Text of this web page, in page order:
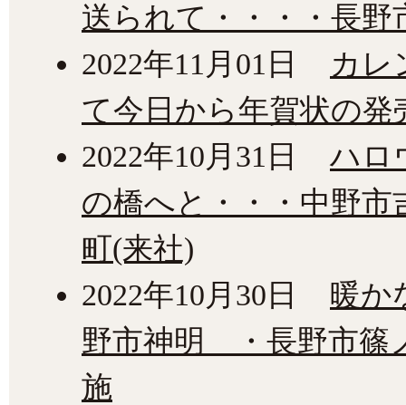
送られて・・・・長野
2022年11月01日
カレ
て今日から年賀状の
2022年10月31日
ハロ
の橋へと・・・中野
町(来社)
2022年10月30日
暖か
野市神明 ・長野市篠
施